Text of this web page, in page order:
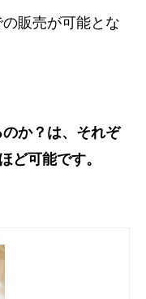
販売が可能とな
か？は、それぞ
ど可能です。